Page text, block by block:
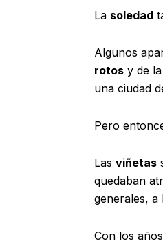
La soledad
Algunos
rotos y de
una ciudad
Pero
Las viñetas
quedaban
generales, a
Con los